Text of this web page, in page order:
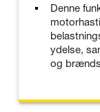
Denne
ydelse,
og